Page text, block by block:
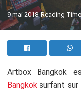
9 mai 2018 Reading
Artbox Bangkok
Bangkok surfant sur